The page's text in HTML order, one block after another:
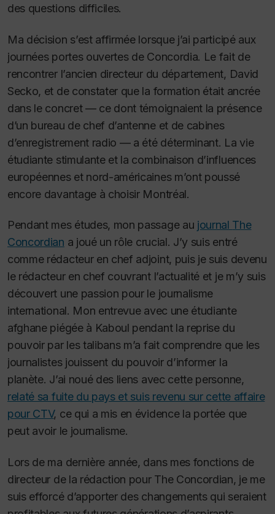
des questions difficiles.
Ma décision s’est affirmée lorsque j’ai participé aux
journées portes ouvertes de Concordia. Le fait de
rencontrer l’ancien directeur du département, David
Secko, et de constater que la formation était ancrée
dans le concret — ce dont témoignaient la présence
d’un bureau de chef d’antenne et de cabines
d’enregistrement radio — a été déterminant. La vie
étudiante stimulante et la combinaison d’influences
européennes et nord-américaines m’ont poussé
encore davantage à choisir Montréal.
Pendant mes études, mon passage au journal The
Concordian a joué un rôle crucial. J’y suis entré
comme rédacteur en chef adjoint, puis je suis devenu
le rédacteur en chef couvrant l’actualité et je m’y suis
découvert une passion pour le journalisme
international. Mon entrevue avec une étudiante
afghane piégée à Kaboul pendant la reprise du
pouvoir par les talibans m’a fait comprendre que les
journalistes jouissent du pouvoir d’informer la
planète. J’ai noué des liens avec cette personne,
relaté sa fuite du pays et suis revenu sur cette affaire
pour CTV, ce qui a mis en évidence la portée que
peut avoir le journalisme.
Lors de ma dernière année, dans mes fonctions de
directeur de la rédaction pour The Concordian, je me
suis efforcé d’apporter des changements qui seraient